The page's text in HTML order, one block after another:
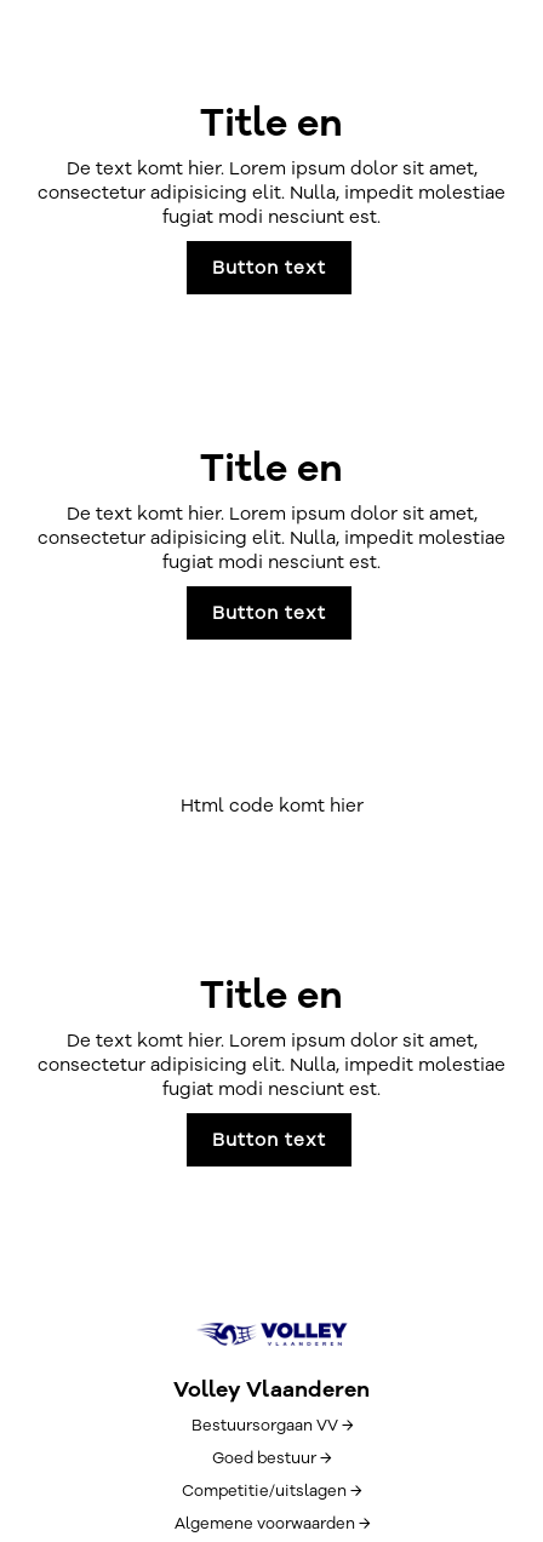
Title en
De text komt hier. Lorem ipsum dolor sit amet,
consectetur adipisicing elit. Nulla, impedit molestiae
fugiat modi nesciunt est.
Button text
Title en
De text komt hier. Lorem ipsum dolor sit amet,
consectetur adipisicing elit. Nulla, impedit molestiae
fugiat modi nesciunt est.
Button text
Html code komt hier
Title en
De text komt hier. Lorem ipsum dolor sit amet,
consectetur adipisicing elit. Nulla, impedit molestiae
fugiat modi nesciunt est.
Button text
Volley Vlaanderen
Bestuursorgaan VV →
Goed bestuur →
Competitie/uitslagen →
Algemene voorwaarden →